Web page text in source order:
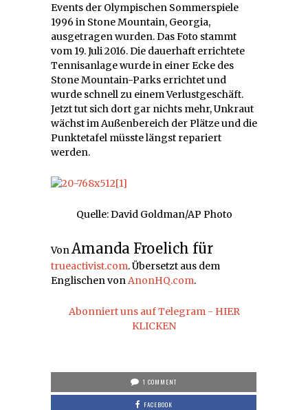
Events der Olympischen Sommerspiele
1996 in Stone Mountain, Georgia,
ausgetragen wurden. Das Foto stammt
vom 19. Juli 2016. Die dauerhaft errichtete
Tennisanlage wurde in einer Ecke des
Stone Mountain-Parks errichtet und
wurde schnell zu einem Verlustgeschäft.
Jetzt tut sich dort gar nichts mehr, Unkraut
wächst im Außenbereich der Plätze und die
Punktetafel müsste längst repariert
werden.
Quelle: David Goldman/AP Photo
VonAmanda Froelich für
trueactivist.com. Übersetzt aus dem
Englischen vonAnonHQ.com.
Abonniert uns auf Telegram - HIER
KLICKEN
1 COMMENT
FACEBOOK